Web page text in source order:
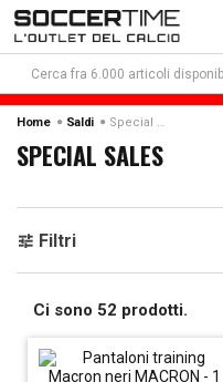
Home Saldi
SPECIAL SALES
Filtri
Ci sono 52 prodotti.